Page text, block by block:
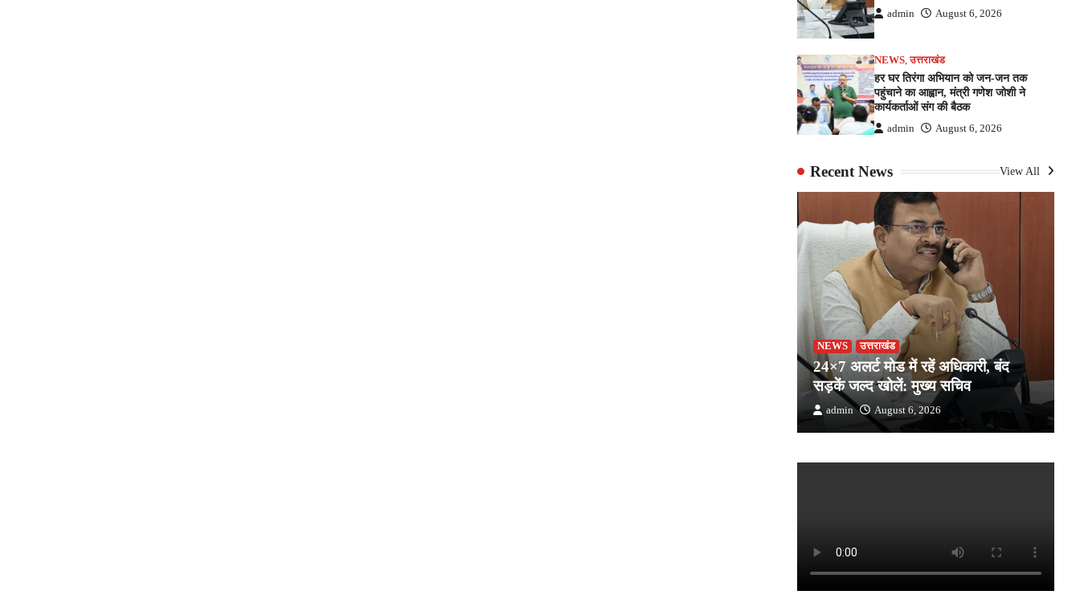
admin August 6, 2026
NEWS,उत्तराखंड
हर घर तिरंगा अभियान को जन-जन तक
पहुंचाने का आह्वान, मंत्री गणेश जोशी ने
कार्यकर्ताओं संग की बैठक
admin August 6, 2026
Recent News View All
NEWS उत्तराखंड
24×7 अलर्ट मोड में रहें अधिकारी, बंद
सड़कें जल्द खोलें: मुख्य सचिव
admin August 6, 2026